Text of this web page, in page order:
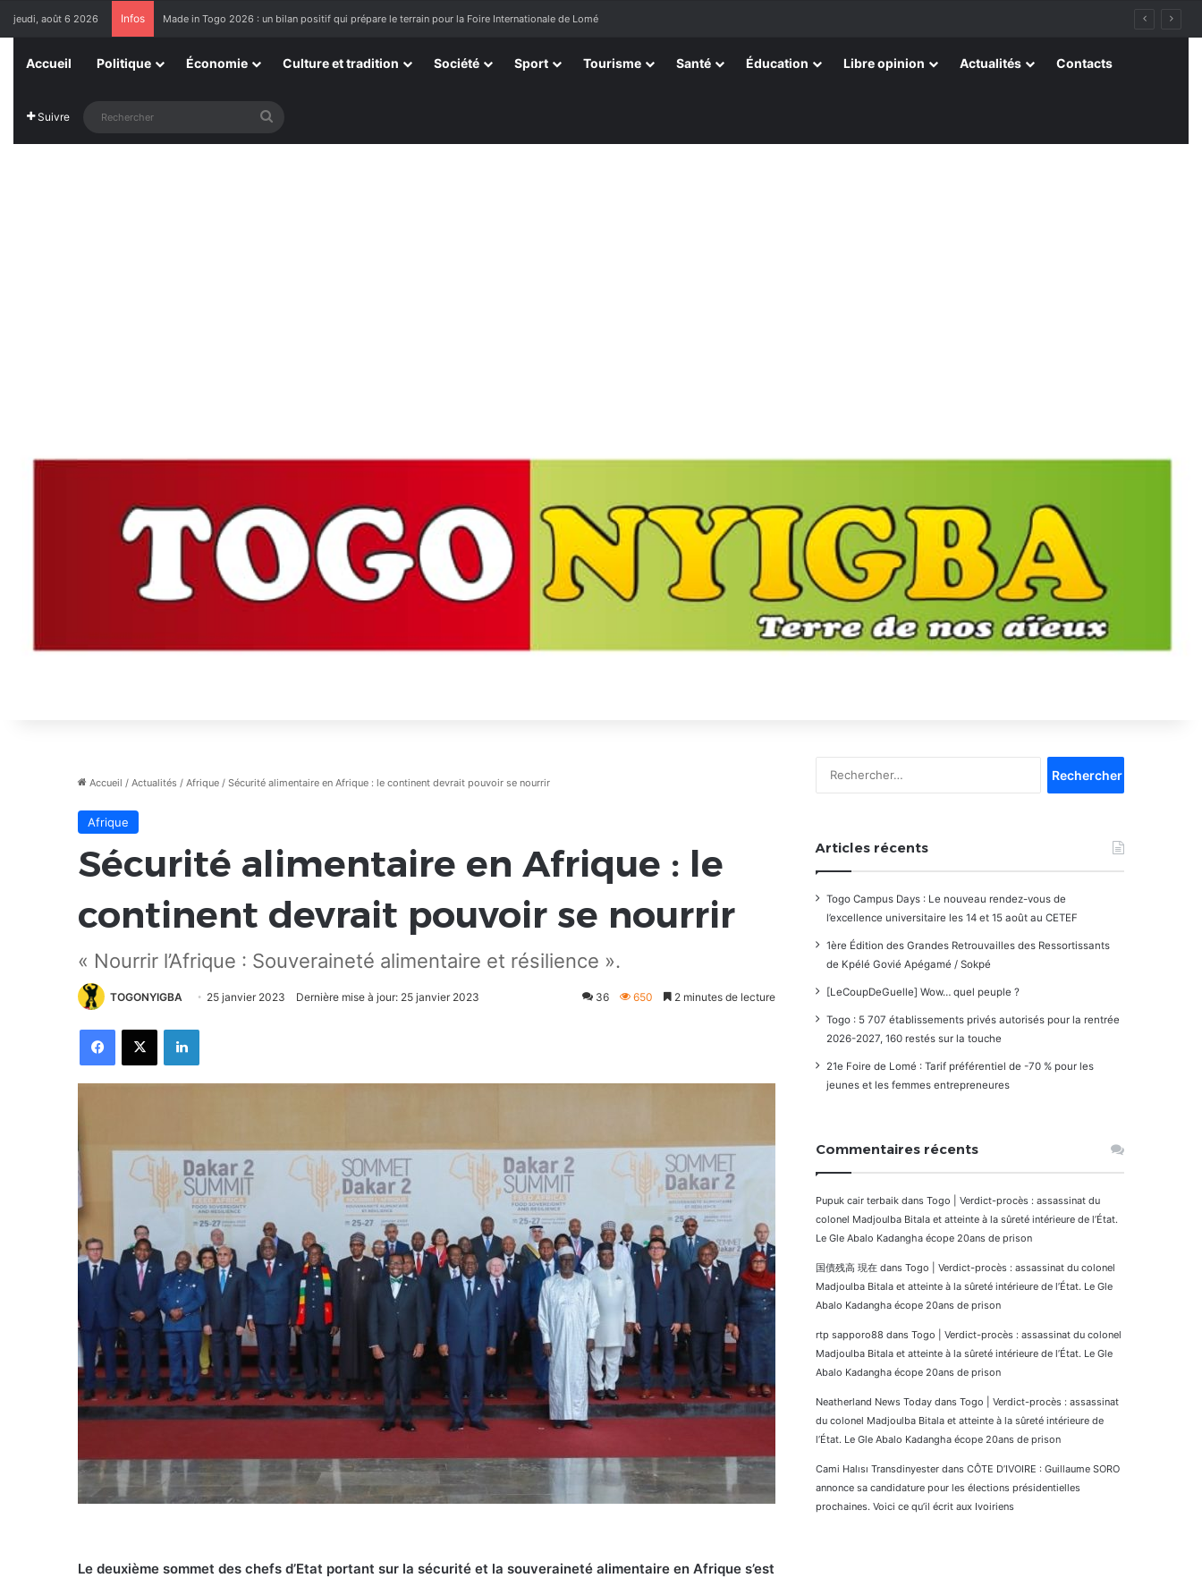
jeudi, août 6 2026 Infos Made in Togo 2026 : un bilan positif qui prépare le terrain pour la Foire Internationale de Lomé
Accueil Politique Économie Culture et tradition Société Sport Tourisme Santé Éducation Libre opinion Actualités Contacts
Suivre
Accueil / Actualités / Afrique / Sécurité alimentaire en Afrique : le continent devrait pouvoir se nourrir
Afrique
Sécurité alimentaire en Afrique : le
continent devrait pouvoir se nourrir
« Nourrir l’Afrique : Souveraineté alimentaire et résilience ».
TOGONYIGBA 25 janvier 2023 Dernière mise à jour: 25 janvier 2023 36 650 2 minutes de lecture
FacebookX Linkedin
Le deuxième sommet des chefs d’Etat portant sur la sécurité et la souveraineté alimentaire en Afrique s’est
Articles récents
Togo Campus Days : Le nouveau rendez-vous de
l’excellence universitaire les 14 et 15 août au CETEF
1ère Édition des Grandes Retrouvailles des Ressortissants
de Kpélé Govié Apégamé / Sokpé
[LeCoupDeGuelle] Wow… quel peuple ?
Togo : 5 707 établissements privés autorisés pour la rentrée
2026-2027, 160 restés sur la touche
21e Foire de Lomé : Tarif préférentiel de -70 % pour les
jeunes et les femmes entrepreneures
Commentaires récents
Pupuk cair terbaik dans Togo | Verdict-procès : assassinat du
colonel Madjoulba Bitala et atteinte à la sûreté intérieure de l’État.
Le Gle Abalo Kadangha écope 20ans de prison
国債残高 現在 dans Togo | Verdict-procès : assassinat du colonel
Madjoulba Bitala et atteinte à la sûreté intérieure de l’État. Le Gle
Abalo Kadangha écope 20ans de prison
rtp sapporo88 dans Togo | Verdict-procès : assassinat du colonel
Madjoulba Bitala et atteinte à la sûreté intérieure de l’État. Le Gle
Abalo Kadangha écope 20ans de prison
Neatherland News Today dans Togo | Verdict-procès : assassinat
du colonel Madjoulba Bitala et atteinte à la sûreté intérieure de
l’État. Le Gle Abalo Kadangha écope 20ans de prison
Cami Halısı Transdinyester dans CÔTE D’IVOIRE : Guillaume SORO
annonce sa candidature pour les élections présidentielles
prochaines. Voici ce qu’il écrit aux Ivoiriens